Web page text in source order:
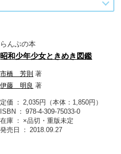
らんぷの本
昭和少年少女ときめき図鑑
市橋 芳則 著
伊藤 明良 著
定価
2,035円（本体：1,850円）
ISBN
978-4-309-75033-0
在庫
×品切・重版未定
発売日
2018.09.27